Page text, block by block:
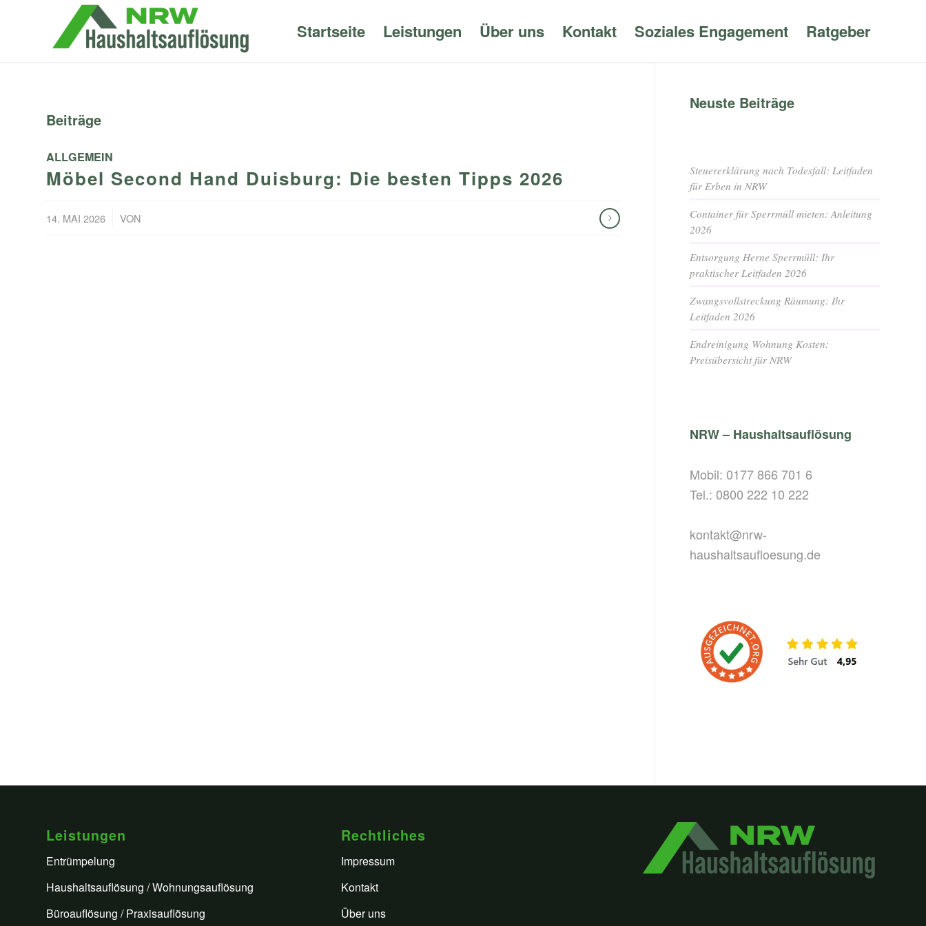
Startseite Leistungen Über uns Kontakt Soziales Engagement Ratgeber
Beiträge
ALLGEMEIN
Möbel Second Hand Duisburg: Die besten Tipps 2026
14. MAI 2026 VON
Neuste Beiträge
Steuererklärung nach Todesfall: Leitfaden
für Erben in NRW
Container für Sperrmüll mieten: Anleitung
2026
Entsorgung Herne Sperrmüll: Ihr
praktischer Leitfaden 2026
Zwangsvollstreckung Räumung: Ihr
Leitfaden 2026
Endreinigung Wohnung Kosten:
Preisübersicht für NRW
NRW – Haushaltsauflösung
Mobil: 0177 866 701 6
Tel.: 0800 222 10 222
kontakt@nrw-
haushaltsaufloesung.de
Leistungen
Entrümpelung
Haushaltsauflösung / Wohnungsauflösung
Büroauflösung / Praxisauflösung
Rechtliches
Impressum
Kontakt
Über uns